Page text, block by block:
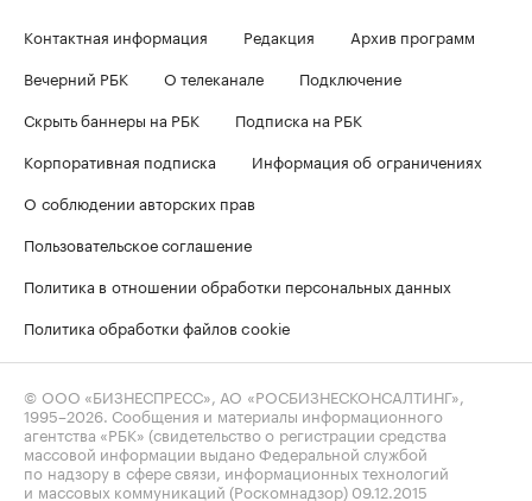
Контактная информация Редакция
Архив программ
Вечерний РБК
О телеканале
Подключение
Скрыть баннеры на РБК
Подписка на РБК
Корпоративная подписка
Информация об ограничениях
О соблюдении авторских прав
Пользовательское соглашение
Политика в отношении обработки персональных данных
Политика обработки файлов cookie
© ООО «БИЗНЕСПРЕСС», АО «РОСБИЗНЕСКОНСАЛТИНГ»,
1995–2026 . Сообщения и материалы информационного
агентства «РБК» (свидетельство о регистрации средства
массовой информации выдано Федеральной службой
по надзору в сфере связи, информационных технологий
и массовых коммуникаций (Роскомнадзор) 09.12.2015